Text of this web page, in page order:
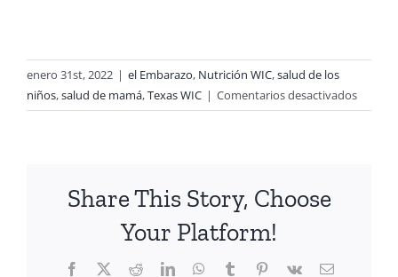
enero 31st, 2022 | el Embarazo, Nutrición WIC,salud de los
niños,salud de mamá,Texas WIC | Comentarios desactivadosen
Share This Story, Choose
Your Platform!
Facebook
X RedditLinkedInWhatsApp
TumblrPinterest
Vk Email